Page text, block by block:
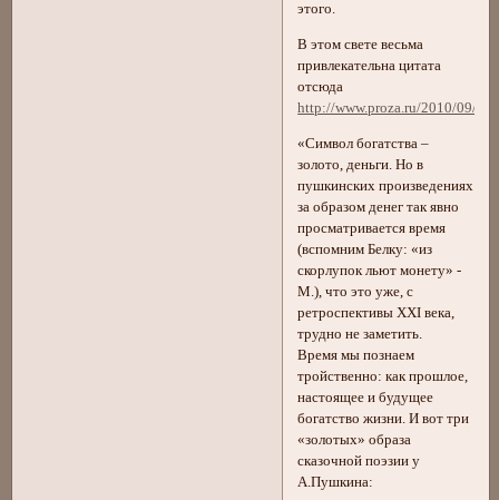
этого.
В этом свете весьма
привлекательна цитата
отсюда
http://www.proza.ru/2010/09/
«Символ богатства –
золото, деньги. Но в
пушкинских произведениях
за образом денег так явно
просматривается время
(вспомним Белку: «из
скорлупок льют монету» -
М.), что это уже, с
ретроспективы XXI века,
трудно не заметить.
Время мы познаем
тройственно: как прошлое,
настоящее и будущее
богатство жизни. И вот три
«золотых» образа
сказочной поэзии у
А.Пушкина: